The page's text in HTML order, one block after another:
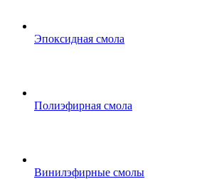
Эпоксидная смола
Полиэфирная смола
Винилэфирные смолы